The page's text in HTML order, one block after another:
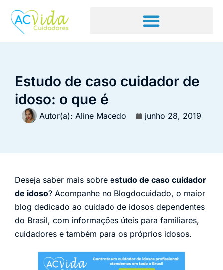
Estudo de caso cuidador de
idoso: o que é
Autor(a): Aline Macedo junho 28, 2019
Deseja saber mais sobre estudo de caso cuidador
de idoso? Acompanhe no Blogdocuidado, o maior
blog dedicado ao cuidado de idosos dependentes
do Brasil, com informações úteis para familiares,
cuidadores e também para os próprios idosos.